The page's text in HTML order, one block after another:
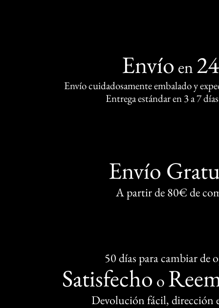
Envío en
Envío cuidadosamente embalado y
Entrega estándar en 3 a 7
Envío
A partir de 80€ de
50 días para cambiar de
Satisfecho o
Devolución fácil, dirección